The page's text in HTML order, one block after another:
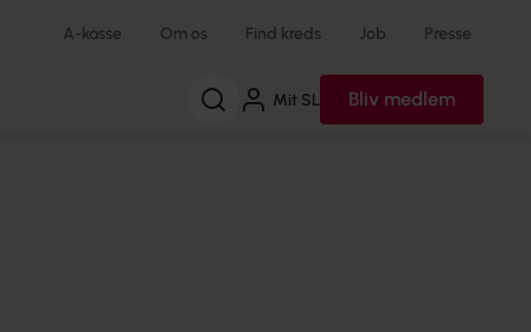
A-kasse Om os Find kreds Job Presse
Mit SL Bliv medlem